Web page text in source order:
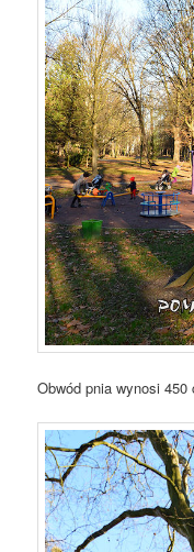
Obwód pnia wynosi